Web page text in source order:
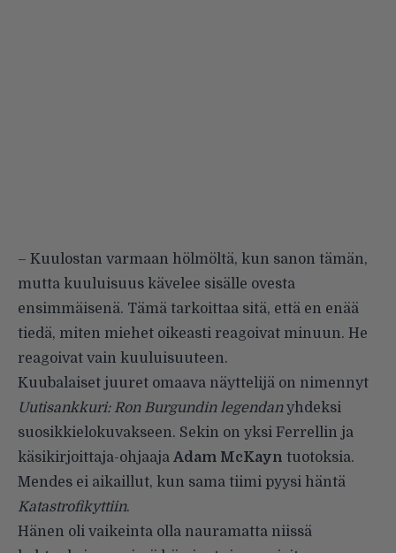
– Kuulostan varmaan hölmöltä, kun sanon tämän,
mutta kuuluisuus kävelee sisälle ovesta
ensimmäisenä. Tämä tarkoittaa sitä, että en enää
tiedä, miten miehet oikeasti reagoivat minuun. He
reagoivat vain kuuluisuuteen.
Kuubalaiset juuret omaava näyttelijä on nimennyt
Uutisankkuri: Ron Burgundin legendanyhdeksi
suosikkielokuvakseen. Sekin on yksi Ferrellin ja
käsikirjoittaja-ohjaaja Adam McKayn tuotoksia.
Mendes ei aikaillut, kun sama tiimi pyysi häntä
Katastrofikyttiin.
Hänen oli vaikeinta olla nauramatta niissä